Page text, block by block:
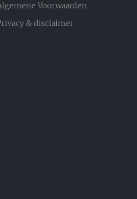
Voorwaarden
& disclaimer